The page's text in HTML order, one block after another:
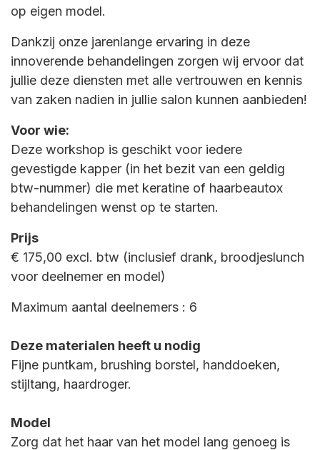
op eigen model.
Dankzij onze jarenlange ervaring in deze
innoverende behandelingen zorgen wij ervoor dat
jullie deze diensten met alle vertrouwen en kennis
van zaken nadien in jullie salon kunnen aanbieden!
Voor wie:
Deze workshop is geschikt voor iedere
gevestigde kapper (in het bezit van een geldig
btw-nummer) die met keratine of haarbeautox
behandelingen wenst op te starten.
Prijs
€ 175,00 excl. btw (inclusief drank, broodjeslunch
voor deelnemer en model)
Maximum aantal deelnemers : 6
Deze materialen heeft u nodig
Fijne puntkam, brushing borstel, handdoeken,
stijltang, haardroger.
Model
Zorg dat het haar van het model lang genoeg is